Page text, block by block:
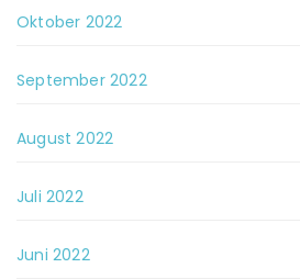
Oktober 2022
September 2022
August 2022
Juli 2022
Juni 2022